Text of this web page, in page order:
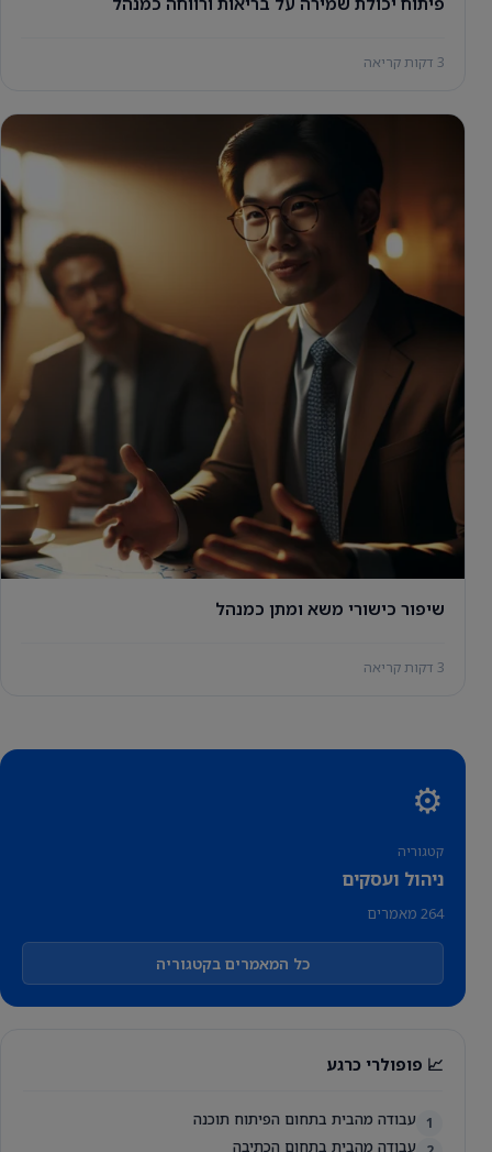
3 דקות קריאה
שיפור כישורי משא ומתן כמנהל
3 דקות קריאה
⚙️
קטגוריה
ניהול ועסקים
264 מאמרים
כל המאמרים בקטגוריה
📈 פופולרי כרגע
1 עבודה מהבית בתחום הפיתוח תוכנה
עבודה מהבית בתחום הכתיבה